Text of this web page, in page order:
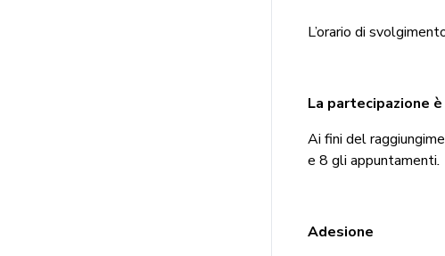
L’orario di
La partecipazione
Ai fini del
e 8 gli appuntamenti.
Adesione